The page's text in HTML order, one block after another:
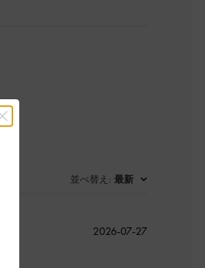
並べ替え : 最新
公
2026-07-27